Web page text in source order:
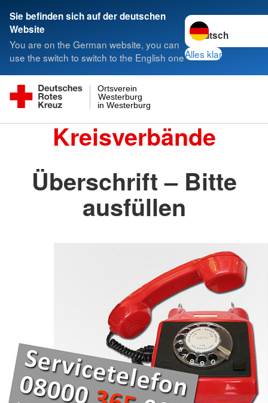
Sie befinden sich auf der deutschen
Website
You are on the German website, you can
use the switch to switch to the English one
Sprache wechseln
Alles klar
in Westerburg
Westerburg
Ortsverein
Kreisverbände
Überschrift – Bitte
ausfüllen